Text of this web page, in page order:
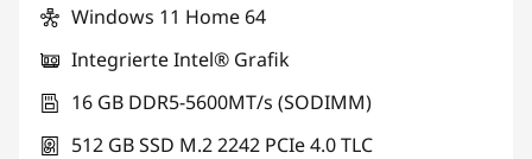
Windows 11 Home 64
Integrierte Intel® Grafik
16 GB DDR5-5600MT/s (SODIMM)
512 GB SSD M.2 2242 PCIe 4.0 TLC